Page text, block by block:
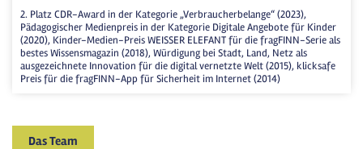
2. Platz CDR-Award in der Kategorie „Verbraucherbelange“ (2023),
Pädagogischer Medienpreis in der Kategorie Digitale Angebote für Kinder
(2020), Kinder-Medien-Preis WEISSER ELEFANT für die fragFINN-Serie als
bestes Wissensmagazin (2018), Würdigung bei Stadt, Land, Netz als
ausgezeichnete Innovation für die digital vernetzte Welt (2015), klicksafe
Preis für die fragFINN-App für Sicherheit im Internet (2014)
Das Team